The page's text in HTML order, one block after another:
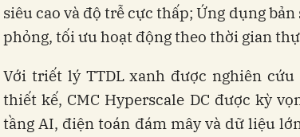
siêu cao và độ trễ cực thấp; Ứng dụng
phỏng, tối ưu hoạt động theo thời gian
Với triết lý TTDL xanh được nghiên
thiết kế, CMC Hyperscale DC được kỳ
tầng AI, điện toán đám mây và dữ liệu